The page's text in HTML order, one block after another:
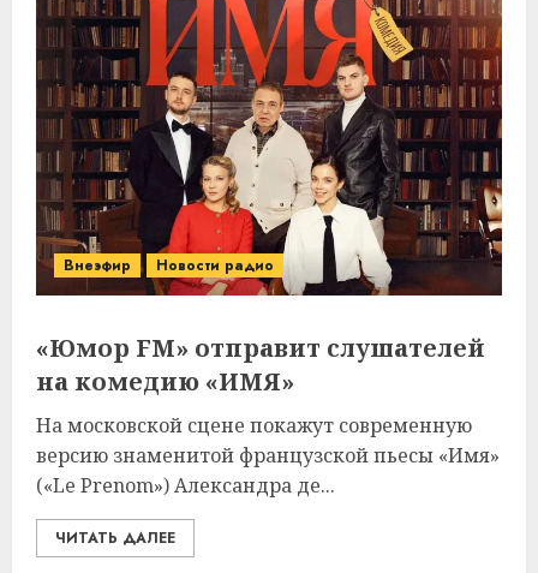
Внеэфир Новости радио
«Юмор FM» отправит слушателей
на комедию «ИМЯ»
На московской сцене покажут современную
версию знаменитой французской пьесы «Имя»
(«Le Prenom») Александра де...
ЧИТАТЬ ДАЛЕЕ